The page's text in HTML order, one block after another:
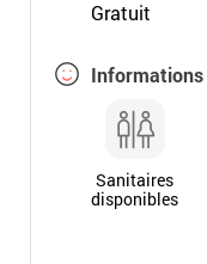
Gratuit
Sanitaires
disponibles